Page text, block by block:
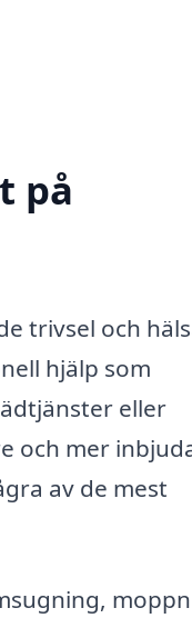
på
trivsel och
hjälp som
eller
och mer
av de mest